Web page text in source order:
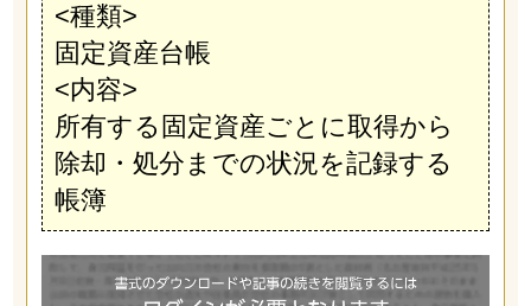
<種類>
固定資産台帳
<内容>
所有する固定資産ごとに取得から
除却・処分までの状況を記録する
帳簿